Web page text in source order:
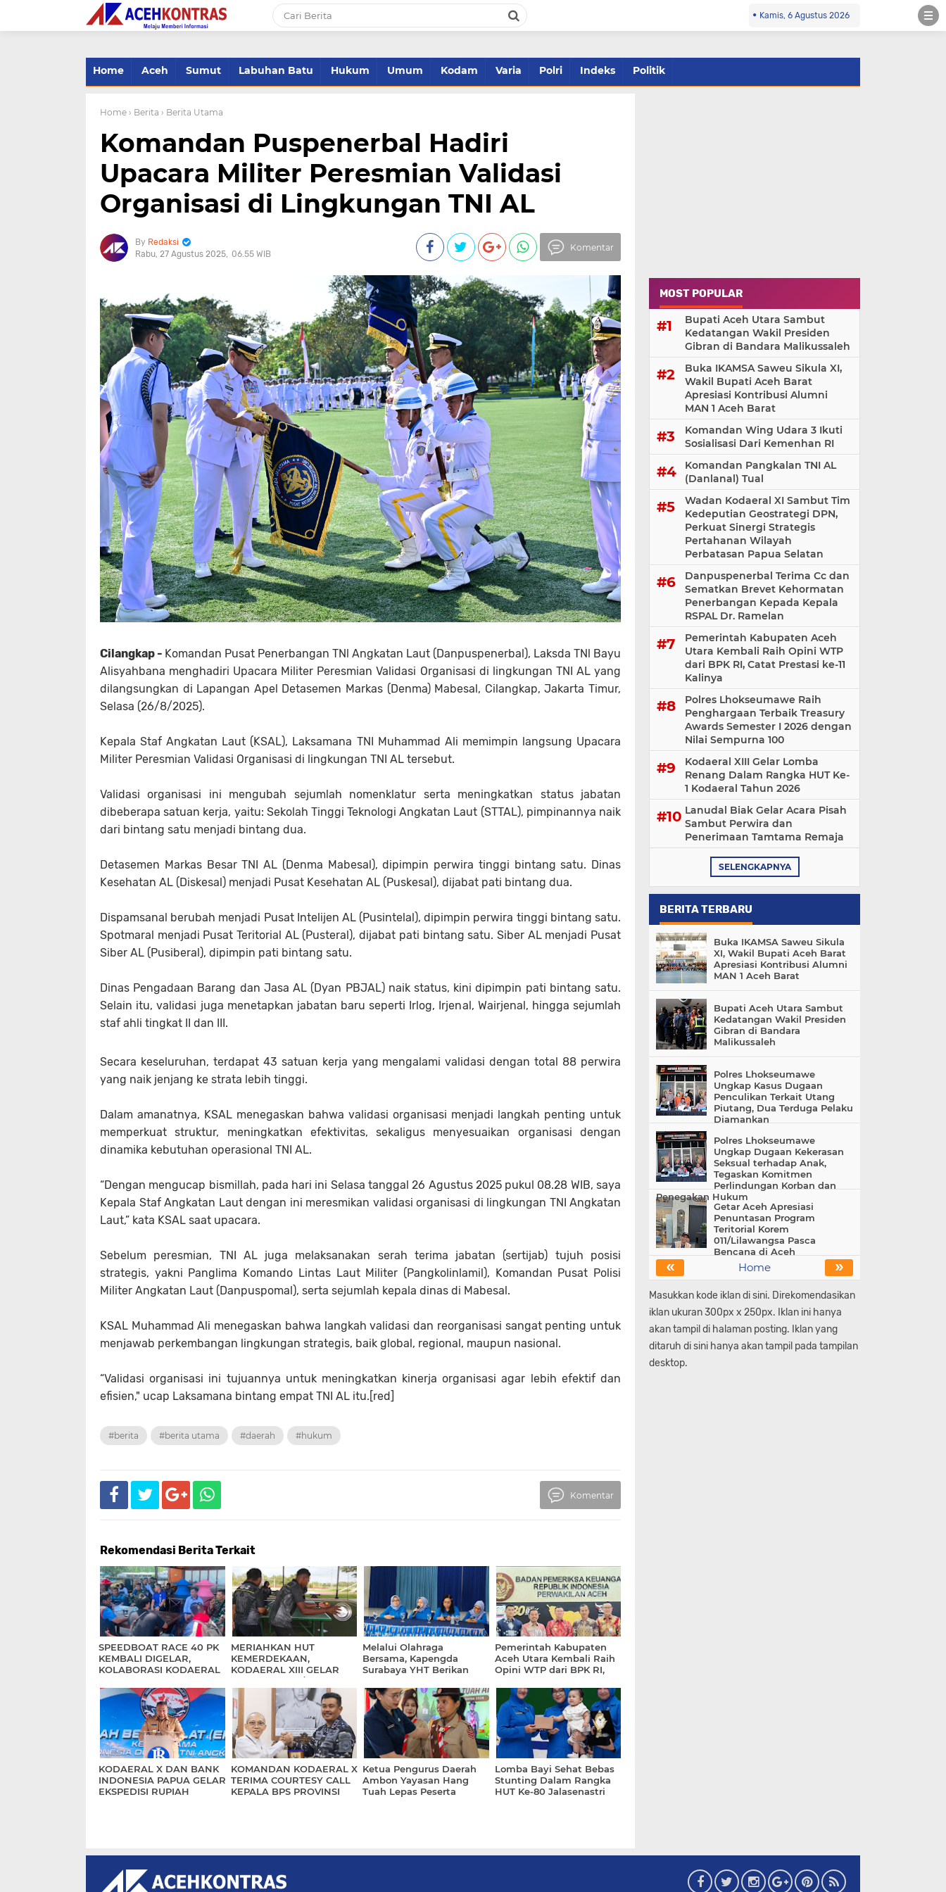
Kamis, 6 Agustus 2026
Home Aceh Sumut Labuhan Batu Hukum Umum Kodam Varia Polri Indeks Politik
Home › Berita › Berita Utama
Komandan Puspenerbal Hadiri
Upacara Militer Peresmian Validasi
Organisasi di Lingkungan TNI AL
Redaksi
Rabu, 27 Agustus 2025 06.55 WIB
Komentar
Cilangkap - Komandan Pusat Penerbangan TNl Angkatan Laut (Danpuspenerbal), Laksda TNl Bayu
Alisyahbana menghadiri Upacara Militer Peresmian Validasi Organisasi di lingkungan TNI AL yang
dilangsungkan di Lapangan Apel Detasemen Markas (Denma) Mabesal, Cilangkap, Jakarta Timur,
Selasa (26/8/2025).
Kepala Staf Angkatan Laut (KSAL), Laksamana TNI Muhammad Ali memimpin langsung Upacara
Militer Peresmian Validasi Organisasi di lingkungan TNI AL tersebut.
Validasi organisasi ini mengubah sejumlah nomenklatur serta meningkatkan status jabatan
dibeberapa satuan kerja, yaitu: Sekolah Tinggi Teknologi Angkatan Laut (STTAL), pimpinannya naik
dari bintang satu menjadi bintang dua.
Detasemen Markas Besar TNI AL (Denma Mabesal), dipimpin perwira tinggi bintang satu. Dinas
Kesehatan AL (Diskesal) menjadi Pusat Kesehatan AL (Puskesal), dijabat pati bintang dua.
Dispamsanal berubah menjadi Pusat Intelijen AL (Pusintelal), dipimpin perwira tinggi bintang satu.
Spotmaral menjadi Pusat Teritorial AL (Pusteral), dijabat pati bintang satu. Siber AL menjadi Pusat
Siber AL (Pusiberal), dipimpin pati bintang satu.
Dinas Pengadaan Barang dan Jasa AL (Dyan PBJAL) naik status, kini dipimpin pati bintang satu.
Selain itu, validasi juga menetapkan jabatan baru seperti Irlog, Irjenal, Wairjenal, hingga sejumlah
staf ahli tingkat II dan III.
Secara keseluruhan, terdapat 43 satuan kerja yang mengalami validasi dengan total 88 perwira
yang naik jenjang ke strata lebih tinggi.
Dalam amanatnya, KSAL menegaskan bahwa validasi organisasi menjadi langkah penting untuk
memperkuat struktur, meningkatkan efektivitas, sekaligus menyesuaikan organisasi dengan
dinamika kebutuhan operasional TNI AL.
“Dengan mengucap bismillah, pada hari ini Selasa tanggal 26 Agustus 2025 pukul 08.28 WIB, saya
Kepala Staf Angkatan Laut dengan ini meresmikan validasi organisasi di lingkungan TNI Angkatan
Laut,” kata KSAL saat upacara.
Sebelum peresmian, TNI AL juga melaksanakan serah terima jabatan (sertijab) tujuh posisi
strategis, yakni Panglima Komando Lintas Laut Militer (Pangkolinlamil), Komandan Pusat Polisi
Militer Angkatan Laut (Danpuspomal), serta sejumlah kepala dinas di Mabesal.
KSAL Muhammad Ali menegaskan bahwa langkah validasi dan reorganisasi sangat penting untuk
menjawab perkembangan lingkungan strategis, baik global, regional, maupun nasional.
“Validasi organisasi ini tujuannya untuk meningkatkan kinerja organisasi agar lebih efektif dan
efisien," ucap Laksamana bintang empat TNI AL itu.[red]
#berita #berita utama #daerah #hukum
Komentar
Rekomendasi Berita Terkait
SPEEDBOAT RACE 40 PK
KEMBALI DIGELAR,
KOLABORASI KODAERAL
KALTARA
MERIAHKAN HUT
KEMERDEKAAN,
KODAERAL XIII GELAR
PERLOMBAAN/
PERTANDINGAN
INSPIRATIF
Melalui Olahraga
Bersama, Kapengda
Surabaya YHT Berikan
Kasatdik
Pemerintah Kabupaten
Aceh Utara Kembali Raih
Opini WTP dari BPK RI,
Kalinya
KODAERAL X DAN BANK
INDONESIA PAPUA GELAR
EKSPEDISI RUPIAH
KOMANDAN KODAERAL X
TERIMA COURTESY CALL
KEPALA BPS PROVINSI
Ketua Pengurus Daerah
Ambon Yayasan Hang
Tuah Lepas Peserta
Lomba Bayi Sehat Bebas
Stunting Dalam Rangka
HUT Ke-80 Jalasenastri
MOST POPULAR
Bupati Aceh Utara Sambut
Kedatangan Wakil Presiden
Gibran di Bandara Malikussaleh
Buka IKAMSA Saweu Sikula XI,
Wakil Bupati Aceh Barat
Apresiasi Kontribusi Alumni
MAN 1 Aceh Barat
Komandan Wing Udara 3 Ikuti
Sosialisasi ‎Dari Kemenhan RI
Komandan Pangkalan TNI AL
(Danlanal) Tual
Wadan Kodaeral XI Sambut Tim
Kedeputian Geostrategi DPN,
Perkuat Sinergi Strategis
Pertahanan Wilayah
Perbatasan Papua Selatan
Danpuspenerbal Terima Cc dan
Sematkan Brevet Kehormatan
Penerbangan Kepada Kepala
RSPAL Dr. Ramelan
Pemerintah Kabupaten Aceh
Utara Kembali Raih Opini WTP
dari BPK RI, Catat Prestasi ke-11
Kalinya
Polres Lhokseumawe Raih
Penghargaan Terbaik Treasury
Awards Semester I 2026 dengan
Nilai Sempurna 100
Kodaeral XIII Gelar Lomba
Renang Dalam Rangka HUT Ke-
1 Kodaeral Tahun 2026
Lanudal Biak Gelar Acara Pisah
Sambut Perwira dan
Penerimaan Tamtama Remaja
SELENGKAPNYA
BERITA TERBARU
Buka IKAMSA Saweu Sikula
XI, Wakil Bupati Aceh Barat
Apresiasi Kontribusi Alumni
MAN 1 Aceh Barat
Bupati Aceh Utara Sambut
Kedatangan Wakil Presiden
Gibran di Bandara
Malikussaleh
Polres Lhokseumawe
Ungkap Kasus Dugaan
Penculikan Terkait Utang
Piutang, Dua Terduga Pelaku
Diamankan
Polres Lhokseumawe
Ungkap Dugaan Kekerasan
Seksual terhadap Anak,
Tegaskan Komitmen
Perlindungan Korban dan
Penegakan Hukum
Getar Aceh Apresiasi
Penuntasan Program
Teritorial Korem
011/Lilawangsa Pasca
Bencana di Aceh
« »
Home
Masukkan kode iklan di sini. Direkomendasikan
iklan ukuran 300px x 250px. Iklan ini hanya
akan tampil di halaman posting. Iklan yang
ditaruh di sini hanya akan tampil pada tampilan
desktop.